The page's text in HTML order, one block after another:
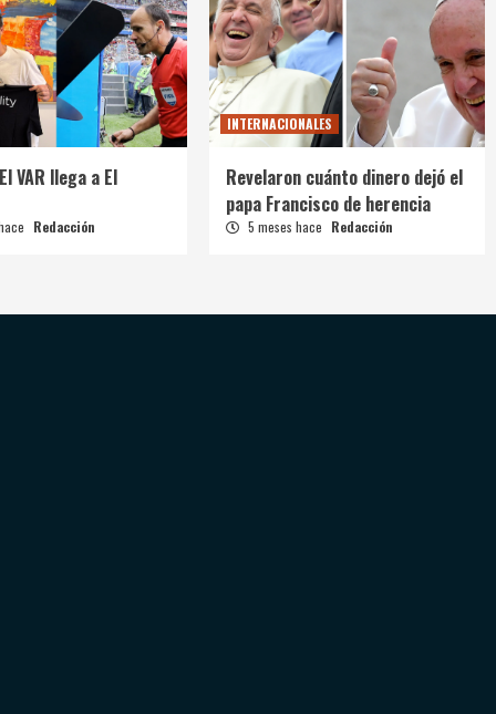
VAR llega a El
Redacción
INTERNACIONALES
Revelaron cuánto dinero dejó el
papa Francisco de herencia
5 meses hace Redacción